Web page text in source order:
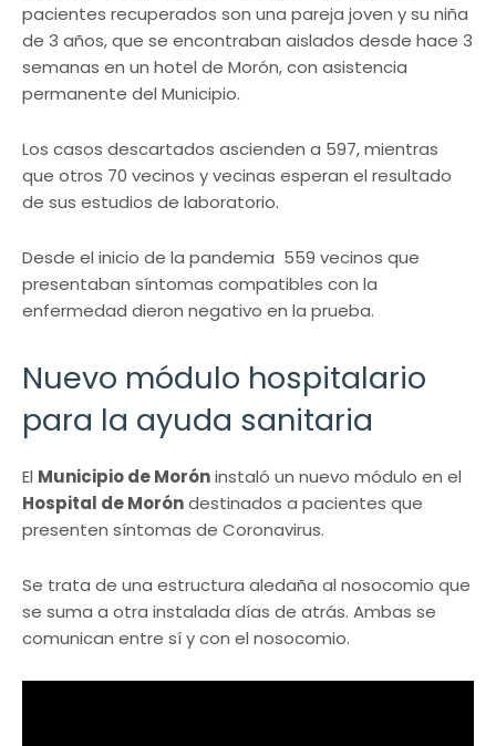
pacientes recuperados son una pareja joven y su niña
de 3 años, que se encontraban aislados desde hace 3
semanas en un hotel de Morón, con asistencia
permanente del Municipio.
Los casos descartados ascienden a 597, mientras
que otros 70 vecinos y vecinas esperan el resultado
de sus estudios de laboratorio.
Desde el inicio de la pandemia 559 vecinos que
presentaban síntomas compatibles con la
enfermedad dieron negativo en la prueba.
Nuevo módulo hospitalario
para la ayuda sanitaria
El Municipio de Moróninstaló un nuevo módulo en el
Hospital de Moróndestinados a pacientes que
presenten síntomas de Coronavirus.
Se trata de una estructura aledaña al nosocomio que
se suma a otra instalada días de atrás. Ambas se
comunican entre sí y con el nosocomio.